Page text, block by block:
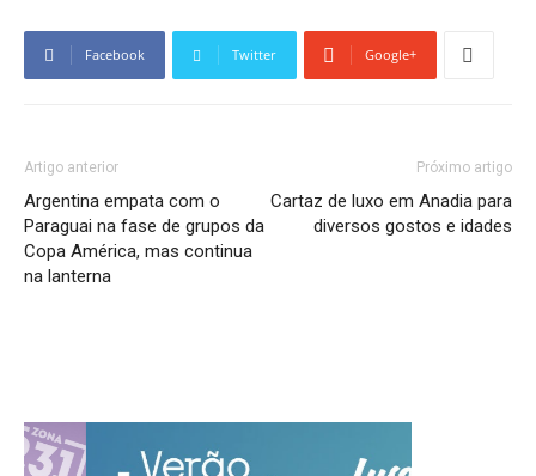
Facebook Twitter Google+
Artigo anterior
Argentina empata com o
Paraguai na fase de grupos da
Copa América, mas continua
na lanterna
Próximo artigo
Cartaz de luxo em Anadia para
diversos gostos e idades